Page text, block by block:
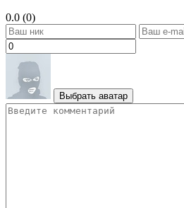
0.0 (0)
Выбрать аватар